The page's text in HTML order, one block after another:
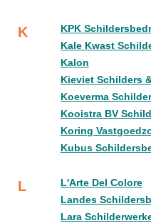
K
KPK
Kale Kwast
Kalon
Kieviet Schilders
Koeverma
Kooistra BV
Koring
Kubus
L
L'Arte Del Colore
Landes
Lara